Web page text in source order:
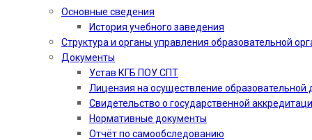
Основные сведения
История учебного заведения
Структура и органы управления образовательной
Документы
Устав КГБ ПОУ СПТ
Лицензия на осуществление образовательной
Свидетельство о государственной
Нормативные документы
Отчёт по самообследованию